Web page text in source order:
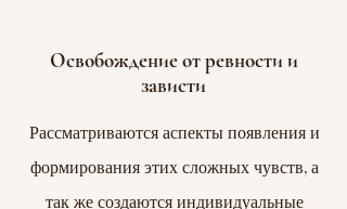
Освобождение от ревности и
зависти
Рассматриваются аспекты появления и
формирования этих сложных чувств, а
так же создаются индивидуальные